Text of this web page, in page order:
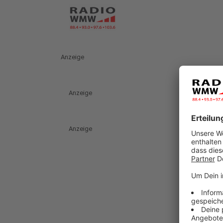
Anzeige
Anzeige
Anzeige